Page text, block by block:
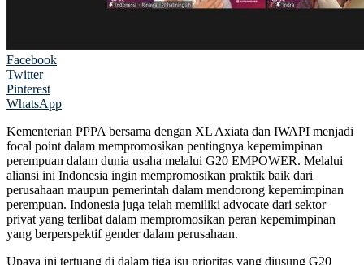
Facebook
Twitter
Pinterest
WhatsApp
Kementerian PPPA bersama dengan XL Axiata dan IWAPI menjadi
focal point dalam mempromosikan pentingnya kepemimpinan
perempuan dalam dunia usaha melalui G20 EMPOWER. Melalui
aliansi ini Indonesia ingin mempromosikan praktik baik dari
perusahaan maupun pemerintah dalam mendorong kepemimpinan
perempuan. Indonesia juga telah memiliki advocate dari sektor
privat yang terlibat dalam mempromosikan peran kepemimpinan
yang berperspektif gender dalam perusahaan.
Upaya ini tertuang di dalam tiga isu prioritas yang diusung G20